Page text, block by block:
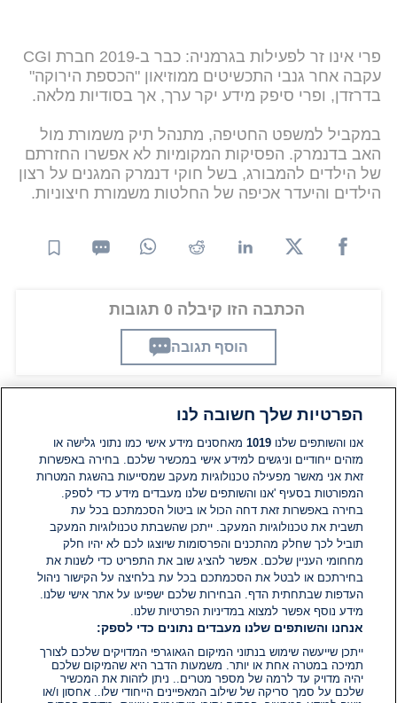
פרי אינו זר לפעילות בגרמניה: כבר ב-2019 חברת CGI
עקבה אחר גנבי התכשיטים ממוזיאון "הכספת הירוקה"
בדרזדן, ופרי סיפק מידע יקר ערך, אך בסודיות מלאה.
במקביל למשפט החטיפה, מתנהל תיק משמורת מול
האב בדנמרק. הפסיקות המקומיות לא אפשרו החזרתם
של הילדים להמבורג, בשל חוקי דנמרק המגנים על רצון
הילדים והיעדר אכיפה של החלטות משמורת חיצוניות.
הכתבה הזו קיבלה 0 תגובות
הוסף תגובה
תגובות
אין עדיין תגובות. היה הראשון להגיב
הוסף תגובה
הפרטיות שלך חשובה לנו
אנו והשותפים שלנו1019 מאחסנים מידע אישי כמו נתוני גלישה או
מזהים ייחודיים וניגשים למידע אישי במכשיר שלכם. בחירה באפשרות
זאת אני מאשר מפעילה טכנולוגיות מעקב שמסייעות בהשגת המטרות
המפורטות בסעיף 'אנו והשותפים שלנו מעבדים מידע כדי לספק.
בחירה באפשרות זאת דחה הכול או ביטול הסכמתכם בכל עת
תשבית את טכנולוגיות המעקב. ייתכן שהשבתת טכנולוגיות המעקב
תוביל לכך שחלק מהתכנים והפרסומות שיוצגו לכם לא יהיו חלק
מחחומי העניין שלכם. אפשר להציג שוב את התפריט כדי לשנות את
בחירתכם או לבטל את הסכמתכם בכל עת בלחיצה על הקישור ניהול
העדפות שבתחתית הדף. הבחירות שלכם ישפיעו על אתר אישי שלנו.
מידע נוסף אפשר למצוא במדיניות הפרטיות שלנו.
אנחנו והשותפים שלנו מעבדים נתונים כדי לספק:
ייתכן שייעשה שימוש בנתוני המיקום הגאוגרפי המדויקים שלכם לצורך
תמיכה במטרה אחת או יותר. משמעות הדבר היא שהמיקום שלכם
יהיה מדויק עד לרמה של מספר מטרים.. ניתן לזהות את המכשיר
שלכם על סמך סריקה של שילוב המאפיינים הייחודי שלו.. אחסון ו/או